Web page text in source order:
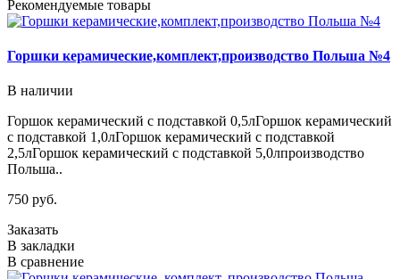
Рекомендуемые товары
Горшки керамические,комплект,производство Польша №4
В наличии
Горшок керамический с подставкой 0,5лГоршок керамический
с подставкой 1,0лГоршок керамический с подставкой
2,5лГоршок керамический с подставкой 5,0лпроизводство
Польша..
750 руб.
Заказать
В закладки
В сравнение